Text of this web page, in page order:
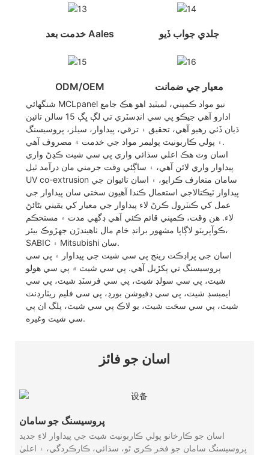
خدمت بعد Aales جلدي جواب ڏيو
ODM/OEM معيار جي ضمانت
شنگھائي MCLpanel نيو مواد ڪمپني، لميٽيڊ اهو هڪ جامع
ادارو آهي جيڪو پي سي انڊسٽري تي لڳ ڀڳ 15 سالن تائين
ڌيان ڏئي رهيو آهي، تحقيق ۽ ترقي، پيداوار، سيلز، پروسيسنگ
۽ پولي ڪاربونيٽ پوليمر مواد جي خدمت ۾ مصروف آهي.
اسان وٽ هڪ اعلي سڌائي واري پي سي شيٽ ڪڍڻ واري
پيداوار واري لائن آهي، ۽ ساڳئي وقت جرمني مان درآمد ٿيل
UV co-extrusion سامان متعارف ڪرايو، ۽ اسان تائيوان جي
پيداوار ٽيڪنالاجي استعمال ڪندا آهيون سختي سان پيداوار جي
عمل کي ڪنٽرول ڪرڻ لاء پيداوار جي معيار کي يقيني بڻائڻ
لاء. هن وقت، ڪمپني قائم ڪئي آهي ڊگهي مدت ۽ مستحڪم
ڪوآپريٽو لاڳاپا مشهور برانڊ خام مال ٺاهيندڙن جهڙوڪ بيئر،
SABIC ۽ Mitsubishi سان.
اسان جي پراڊڪٽ رينج پي سي شيٽ جي پيداوار ۽ پي سي
پروسيسنگ تي پکڙيل آهي. پي سي شيٽ ۾ پي سي هولو
شيٽ، پي سي سولڊ شيٽ، پي سي فرسٽڊ شيٽ، پي سي
ايمبسڊ شيٽ، پي سي ڊفيوشن بورڊ، پي سي فليم ريٽارڊنٽ
شيٽ، پي سي سخت شيٽ، يو لاڪ پي سي شيٽ، پلگ ان پي
سي شيٽ وغيره.
اسان جو فائز
پروسيسنگ جو سامان
اسان جو ڪارخانو پولي ڪاربونيٽ شيٽ جي پيداوار لاءِ جديد
پروسيسنگ سامان جو فخر ڪري ٿو، سڌائي، ڪارڪردگي، ۽ اعليٰ